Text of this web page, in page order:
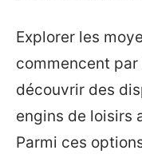
Explorer les
commencent
découvrir des
engins de loisirs
Parmi ces